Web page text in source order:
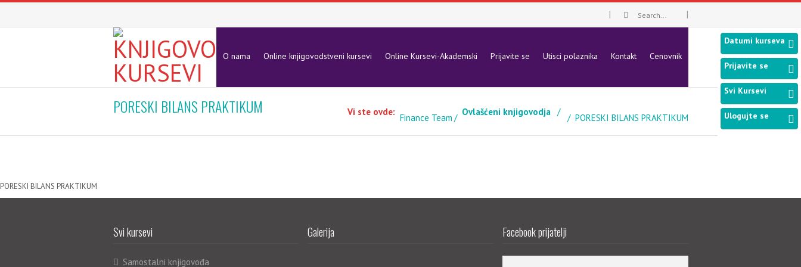
O nama Online knjigovodstveni kursevi Online Kursevi-Akademski Prijavite se Utisci polaznika Kontakt Cenovnik
PORESKI BILANS PRAKTIKUM Vi ste ovde:
Finance Team
Ovlašćeni knjigovodja
PORESKI BILANS PRAKTIKUM
PORESKI BILANS PRAKTIKUM
Svi kursevi
Samostalni knjigovođa
Galerija Facebook prijatelji
Datumi kurseva
Prijavite se
Svi Kursevi
Ulogujte se